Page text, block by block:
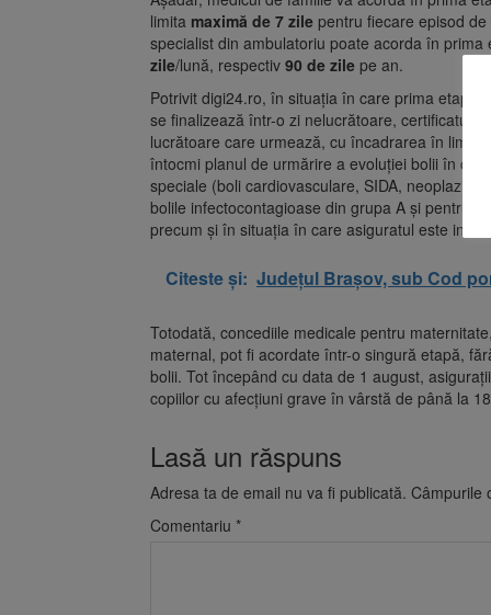
limita maximă de 7 zile pentru fiecare episod
specialist din ambulatoriu poate acorda în prima
zile/lună, respectiv 90 de zile pe an.
Potrivit digi24.ro, în situaţia în care prima etapă
se finalizează într-o zi nelucrătoare, certificatul
lucrătoare care urmează, cu încadrarea în
întocmi planul de urmărire a evoluţiei bolii în
speciale (boli cardiovasculare, SIDA, neoplazii
bolile infectocontagioase din grupa A şi pentru
precum şi în situaţia în care asiguratul este
Citeste și: Județul Brașov, sub Cod
Totodată, concediile medicale pentru
maternal, pot fi acordate într-o singură etapă,
bolii. Tot începând cu data de 1 august,
copiilor cu afecțiuni grave în vârstă de până la
Lasă un răspuns
Adresa ta de email nu va fi publicată. Câmpurile
Comentariu *